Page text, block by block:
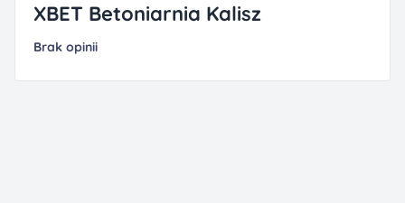
XBET Betoniarnia Kalisz
Brak opinii